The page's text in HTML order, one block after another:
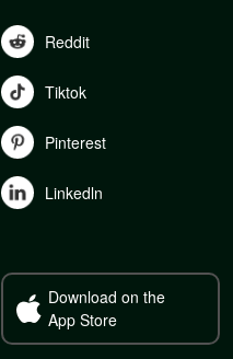
Reddit
Tiktok
Pinterest
Linkedln
Download on the
App Store